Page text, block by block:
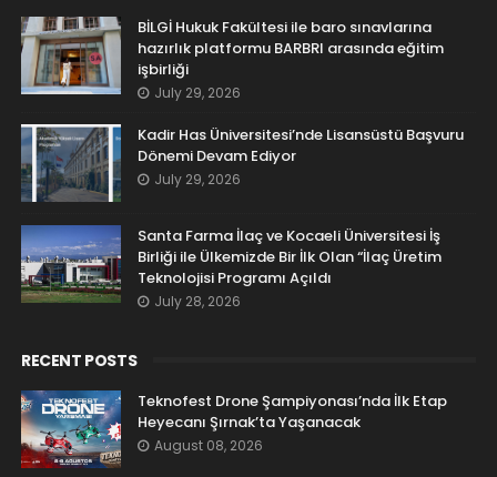
BİLGİ Hukuk Fakültesi ile baro sınavlarına
hazırlık platformu BARBRI arasında eğitim
işbirliği
July 29, 2026
Kadir Has Üniversitesi’nde Lisansüstü Başvuru
Dönemi Devam Ediyor
July 29, 2026
Santa Farma İlaç ve Kocaeli Üniversitesi İş
Birliği ile Ülkemizde Bir İlk Olan “İlaç Üretim
Teknolojisi Programı Açıldı
July 28, 2026
RECENT POSTS
Teknofest Drone Şampiyonası’nda İlk Etap
Heyecanı Şırnak’ta Yaşanacak
August 08, 2026